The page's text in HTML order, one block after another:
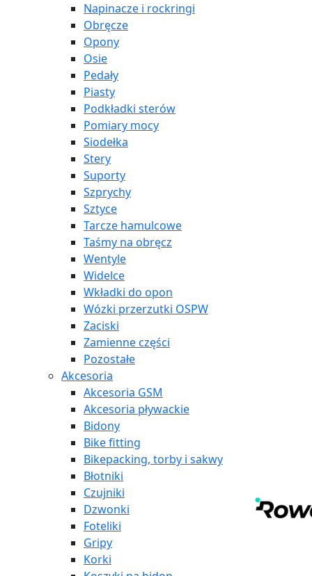
Napinacze i rockringi
Obręcze
Opony
Osie
Pedały
Piasty
Podkładki sterów
Pomiary mocy
Siodełka
Stery
Suporty
Szprychy
Sztyce
Tarcze hamulcowe
Taśmy na obręcz
Wentyle
Widelce
Wkładki do opon
Wózki przerzutki OSPW
Zaciski
Zamienne części
Pozostałe
Akcesoria
Akcesoria GSM
Akcesoria pływackie
Bidony
Bike fitting
Bikepacking, torby i sakwy
Błotniki
Czujniki
Dzwonki
Foteliki
Gripy
Korki